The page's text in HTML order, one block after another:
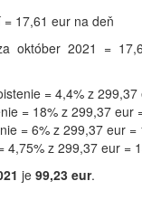
17,61 eur na deň
október 2021 =
= 4,4% z
= 18% z 299,37 eur
= 6% z 299,37 eur =
4,75% z 299,37 eur =
je 99,23 eur.